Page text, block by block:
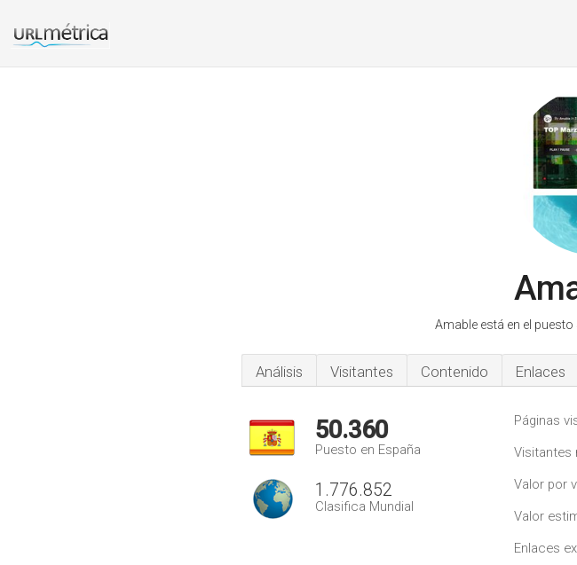
Amable está en el puesto
Análisis Visitantes Contenido Enlaces
50.360
Puesto en España
1.776.852
Clasifica Mundial
Páginas
Visitantes
Valor por
Valor
Enlaces